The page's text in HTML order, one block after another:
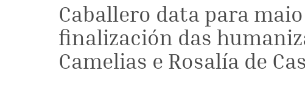
Caballero data para
finalización das
Camelias e Rosalía de